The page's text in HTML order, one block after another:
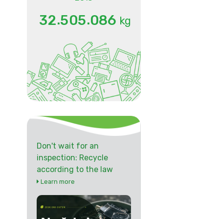
32.505.086 kg
Don't wait for an
inspection: Recycle
according to the law
Learn more